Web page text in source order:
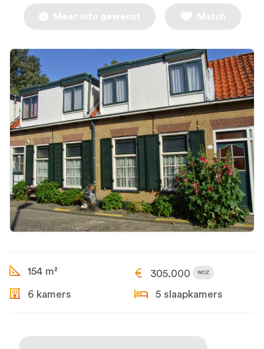
Meer info gewenst Match
154 m² 305.000 WOZ
6 kamers 5 slaapkamers